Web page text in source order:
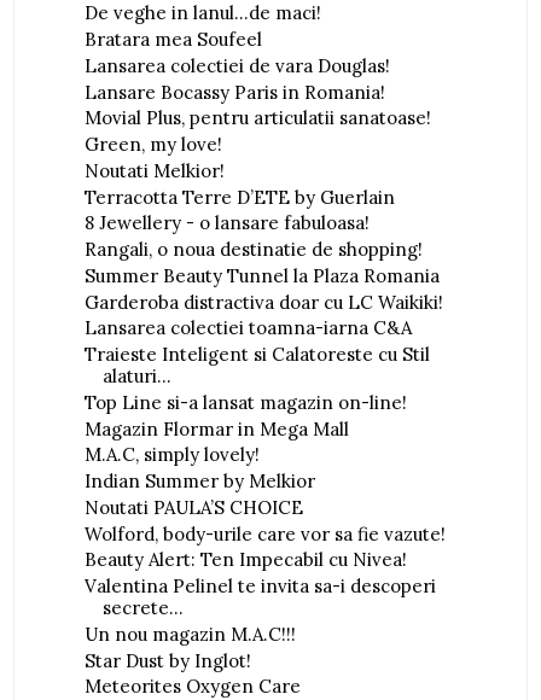
De veghe in lanul...de maci!
Bratara mea Soufeel
Lansarea colectiei de vara Douglas!
Lansare Bocassy Paris in Romania!
Movial Plus, pentru articulatii sanatoase!
Green, my love!
Noutati Melkior!
Terracotta Terre D’ETE by Guerlain
8 Jewellery - o lansare fabuloasa!
Rangali, o noua destinatie de shopping!
Summer Beauty Tunnel la Plaza Romania
Garderoba distractiva doar cu LC Waikiki!
Lansarea colectiei toamna-iarna C&A
Traieste Inteligent si Calatoreste cu Stil
alaturi...
Top Line si-a lansat magazin on-line!
Magazin Flormar in Mega Mall
M.A.C, simply lovely!
Indian Summer by Melkior
Noutati PAULA’S CHOICE
Wolford, body-urile care vor sa fie vazute!
Beauty Alert: Ten Impecabil cu Nivea!
Valentina Pelinel te invita sa-i descoperi
secrete...
Un nou magazin M.A.C!!!
Star Dust by Inglot!
Meteorites Oxygen Care